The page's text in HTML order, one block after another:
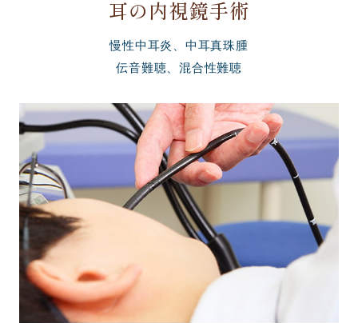
耳の内視鏡手術
慢性中耳炎、中耳真珠腫
伝音難聴、混合性難聴